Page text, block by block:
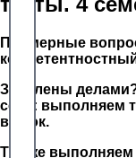
Примерные
Завалены
себя: выполняем
в срок.
Так же